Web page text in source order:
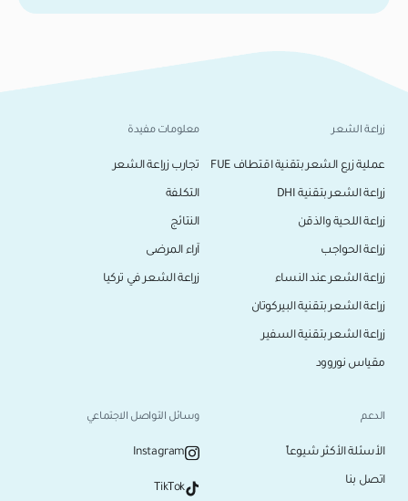
زراعة الشعر
عملية زرع الشعر بتقنية اقتطاف FUE
زراعة الشعر بتقنية DHI
زراعة اللحية والذقن
زراعة الحواجب
زراعة الشعر عند النساء
زراعة الشعر بتقنية البيركوتان
زراعة الشعر بتقنية السفير
مقياس نوروود
معلومات مفيدة
تجارب زراعة الشعر
التكلفة
النتائج
آراء المرضى
زراعة الشعر في تركيا
الدعم
الأسئلة الأكثر شيوعاً
اتصل بنا
وسائل التواصل الاجتماعي
Instagram
TikTok